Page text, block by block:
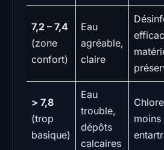
7,2 – 7,4
(zone
confort)
Eau
agréable,
claire
> 7,8
(trop
basique)
Eau
trouble,
dépôts
calcaires
Chlore
moins